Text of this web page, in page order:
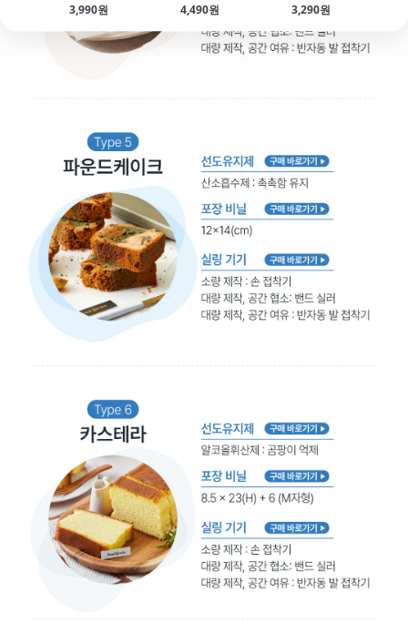
3,990원
4,490원
3,290원